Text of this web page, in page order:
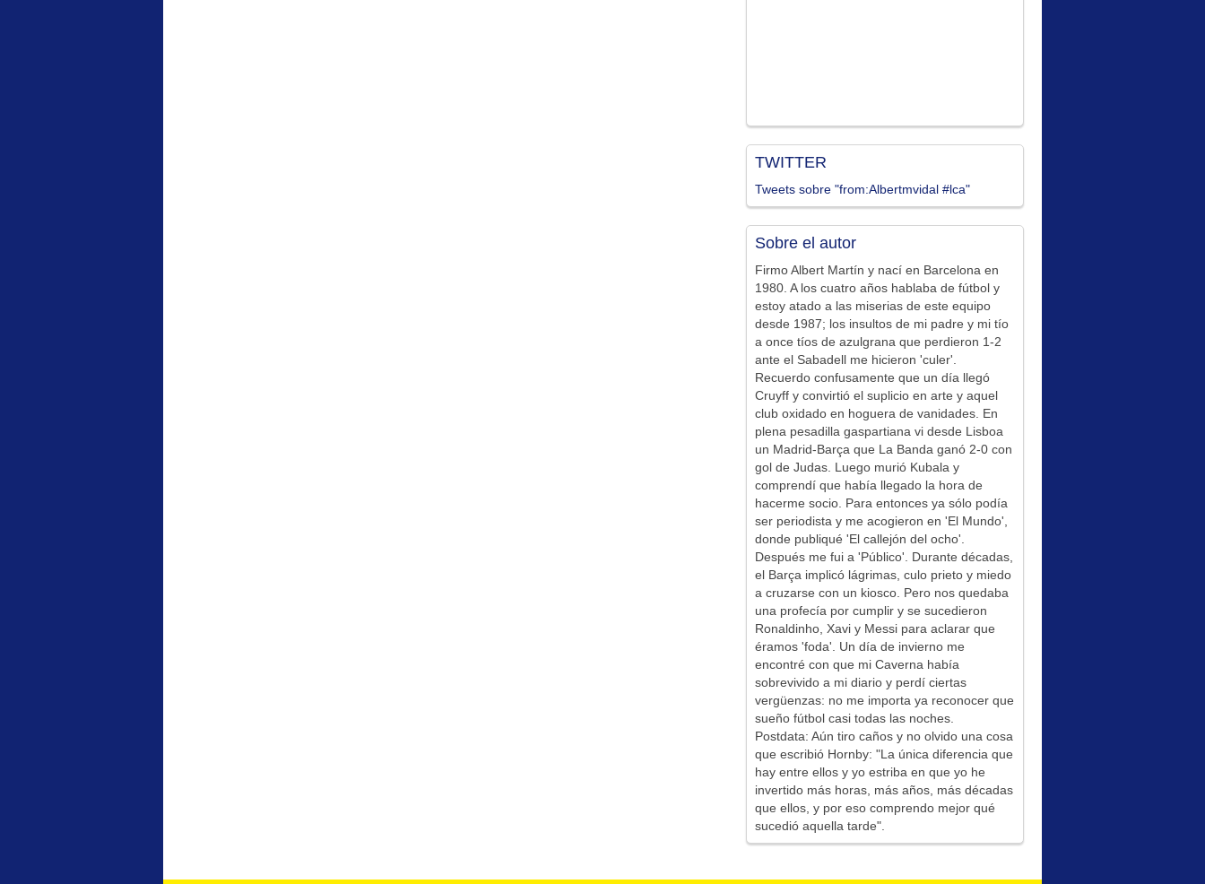
TWITTER
Tweets sobre "from:Albertmvidal #lca"
Sobre el autor
Firmo Albert Martín y nací en Barcelona en
1980. A los cuatro años hablaba de fútbol y
estoy atado a las miserias de este equipo
desde 1987; los insultos de mi padre y mi tío
a once tíos de azulgrana que perdieron 1-2
ante el Sabadell me hicieron 'culer'.
Recuerdo confusamente que un día llegó
Cruyff y convirtió el suplicio en arte y aquel
club oxidado en hoguera de vanidades. En
plena pesadilla gaspartiana vi desde Lisboa
un Madrid-Barça que La Banda ganó 2-0 con
gol de Judas. Luego murió Kubala y
comprendí que había llegado la hora de
hacerme socio. Para entonces ya sólo podía
ser periodista y me acogieron en 'El Mundo',
donde publiqué 'El callejón del ocho'.
Después me fui a 'Público'. Durante décadas,
el Barça implicó lágrimas, culo prieto y miedo
a cruzarse con un kiosco. Pero nos quedaba
una profecía por cumplir y se sucedieron
Ronaldinho, Xavi y Messi para aclarar que
éramos 'foda'. Un día de invierno me
encontré con que mi Caverna había
sobrevivido a mi diario y perdí ciertas
vergüenzas: no me importa ya reconocer que
sueño fútbol casi todas las noches.
Postdata: Aún tiro caños y no olvido una cosa
que escribió Hornby: "La única diferencia que
hay entre ellos y yo estriba en que yo he
invertido más horas, más años, más décadas
que ellos, y por eso comprendo mejor qué
sucedió aquella tarde".